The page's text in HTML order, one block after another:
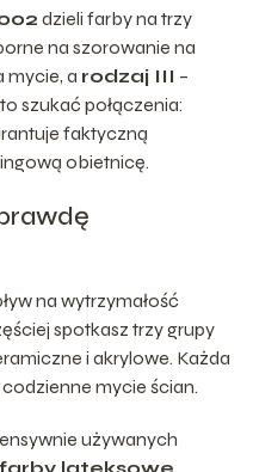
dzieli farby na trzy
na szorowanie na
mycie, a rodzaj III –
szukać połączenia:
faktyczną
obietnicę.
na wytrzymałość
spotkasz trzy grupy
i akrylowe. Każda
mycie ścian.
używanych